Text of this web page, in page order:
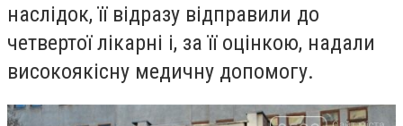
наслідок, її відразу відправили до
четвертої лікарні і, за її оцінкою, надали
високоякісну медичну допомогу.